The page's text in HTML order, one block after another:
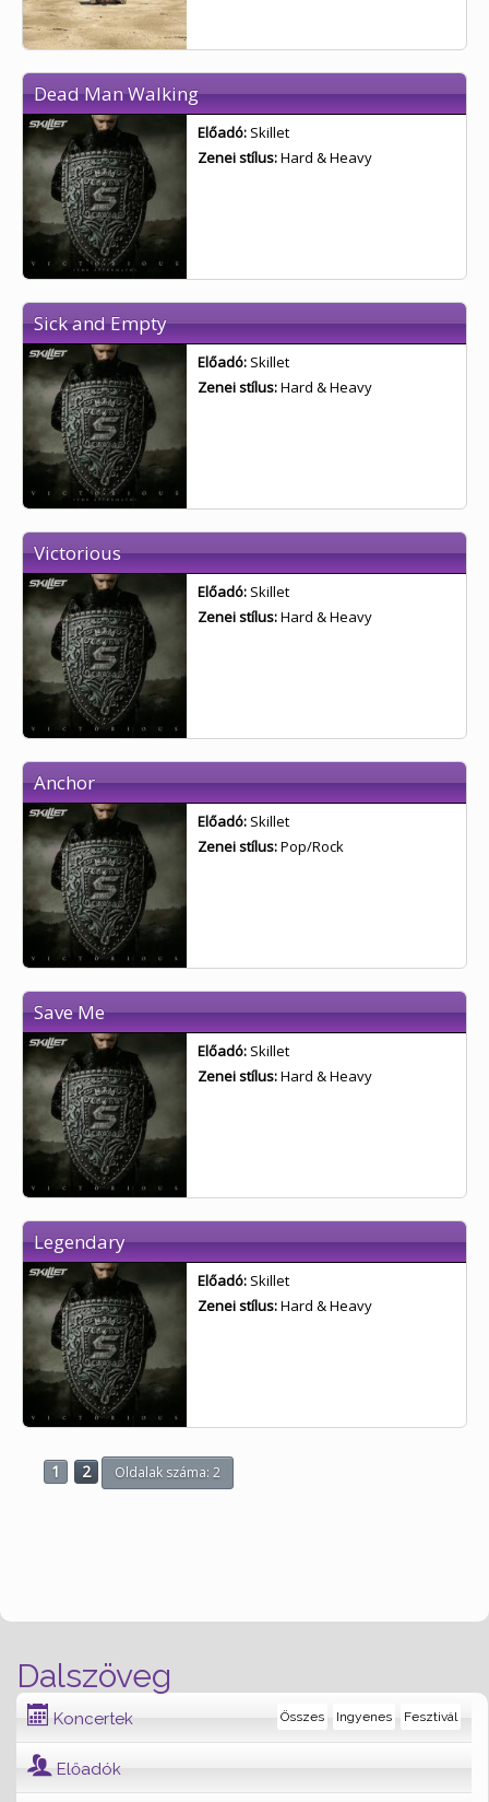
Dalszöveg
Koncertek Fesztivál
Ingyenes
Összes
Előadók
Dead Man Walking
Előadó: Skillet
Zenei stílus:Hard & Heavy
Sick and Empty
Előadó: Skillet
Zenei stílus:Hard & Heavy
Victorious
Előadó: Skillet
Zenei stílus:Hard & Heavy
Anchor
Előadó: Skillet
Zenei stílus:Pop/Rock
Save Me
Előadó: Skillet
Zenei stílus:Hard & Heavy
Legendary
Előadó: Skillet
Zenei stílus:Hard & Heavy
1 2 Oldalak száma: 2